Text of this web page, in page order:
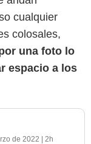
cualquier
colosales,
una foto lo
espacio a los
de 2022 | 2h